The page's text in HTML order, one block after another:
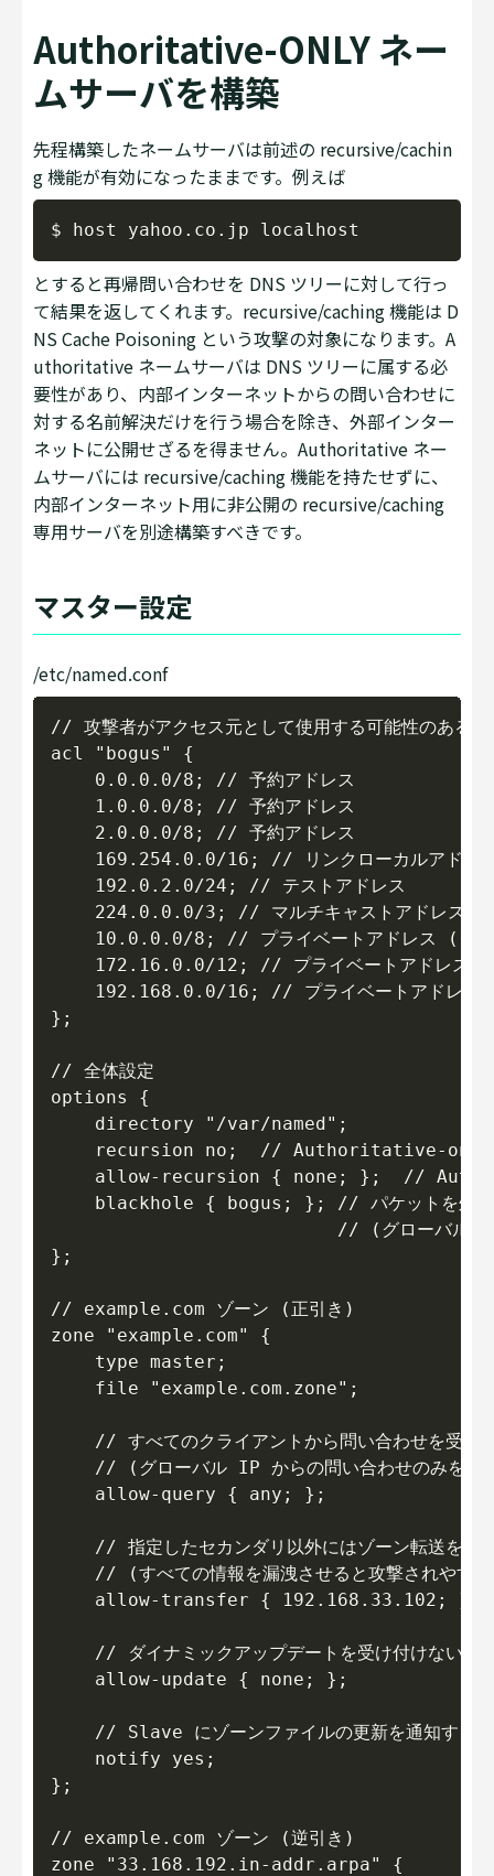
Authoritative-ONLY ネー
ムサーバを構築
先程構築したネームサーバは前述の recursive/cachin
g 機能が有効になったままです。例えば
とすると再帰問い合わせを DNS ツリーに対して行っ
て結果を返してくれます。recursive/caching 機能は D
NS Cache Poisoning という攻撃の対象になります。A
uthoritative ネームサーバは DNS ツリーに属する必
要性があり、内部インターネットからの問い合わせに
対する名前解決だけを行う場合を除き、外部インター
ネットに公開せざるを得ません。Authoritative ネー
ムサーバには recursive/caching 機能を持たせずに、
内部インターネット用に非公開の recursive/caching
専用サーバを別途構築すべきです。
マスター設定
/etc/named.conf
// 攻撃者がアクセス元として使用する可能性のある
acl "bogus" {
    0.0.0.0/8; // 予約アドレス
    1.0.0.0/8; // 予約アドレス
    2.0.0.0/8; // 予約アドレス
169.254.0.0/16; // リンクローカルアドレ
    192.0.2.0/24; // テストアドレス
    224.0.0.0/3; // マルチキャストアドレス
10.0.0.0/8; // プライベートアドレス (グロ
172.16.0.0/12; // プライベートアドレス (
192.168.0.0/16; // プライベートアドレス (
};
// 全体設定
options {
    directory "/var/named";
    recursion no;  // Authoritative-only
allow-recursion { none; };  //
blackhole { bogus; }; // パケットを処理
// (グローバル IP
};
// example.com ゾーン (正引き)
zone "example.com" {
    type master;
    file "example.com.zone";
// すべてのクライアントから問い合わせを受け
// (グローバル IP からの問い合わせのみを受
    allow-query { any; };
// 指定したセカンダリ以外にはゾーン転送を許
// (すべての情報を漏洩させると攻撃されやす
    allow-transfer { 192.168.33.102; };
// ダイナミックアップデートを受け付けない (
    allow-update { none; };
// Slave にゾーンファイルの更新を通知する
    notify yes;
};
// example.com ゾーン (逆引き)
zone "33.168.192.in-addr.arpa" {